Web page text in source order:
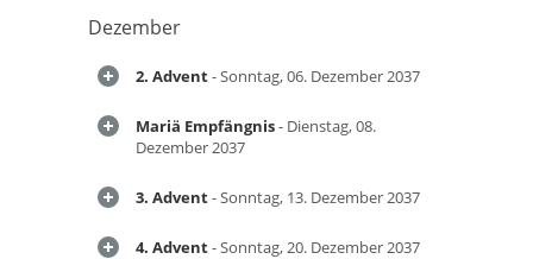
Dezember
2. Advent- Sonntag, 06. Dezember 2037
Mariä Empfängnis- Dienstag, 08.
Dezember 2037
3. Advent- Sonntag, 13. Dezember 2037
4. Advent- Sonntag, 20. Dezember 2037